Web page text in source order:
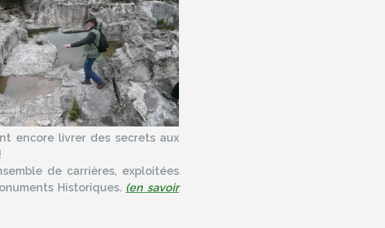
encore livrer des secrets aux
de carrières, exploitées
Historiques. (en savoir